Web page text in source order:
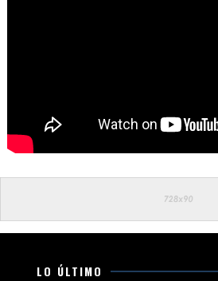
LO ÚLTIMO